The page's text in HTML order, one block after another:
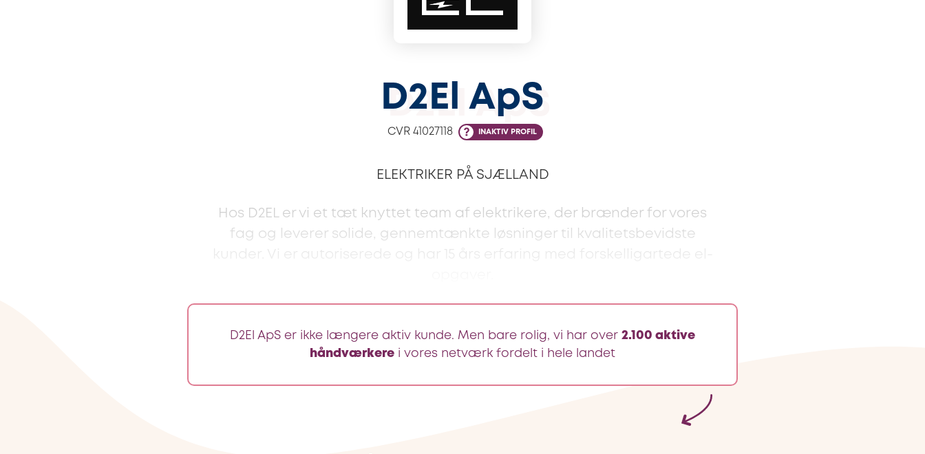
D2El ApS
CVR 41027118 INAKTIV PROFIL
ELEKTRIKER PÅ SJÆLLAND
Hos D2EL er vi et tæt knyttet team af elektrikere, der brænder for vores
fag og leverer solide, gennemtænkte løsninger til kvalitetsbevidste
D2El ApS er ikke længere aktiv kunde. Men bare rolig, vi har over 2.100 aktive
håndværkere i vores netværk fordelt i hele landet